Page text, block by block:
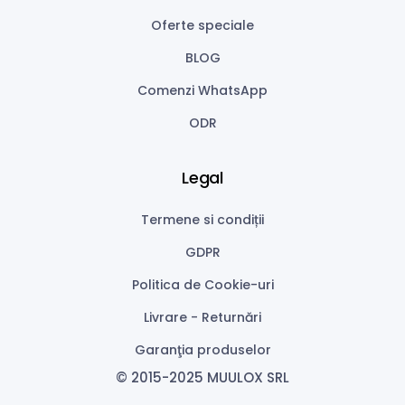
Oferte speciale
BLOG
Comenzi WhatsApp
ODR
Legal
Termene si condiții
GDPR
Politica de Cookie-uri
Livrare - Returnări
Garanţia produselor
© 2015-2025 MUULOX SRL